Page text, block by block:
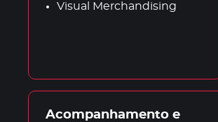
Visual Merchandising
Acompanhamento e